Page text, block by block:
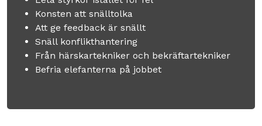
Konsten att snälltolka
Att ge feedback är snällt
Snäll konflikthantering
Från härskartekniker och bekräftartekniker
Befria elefanterna på jobbet